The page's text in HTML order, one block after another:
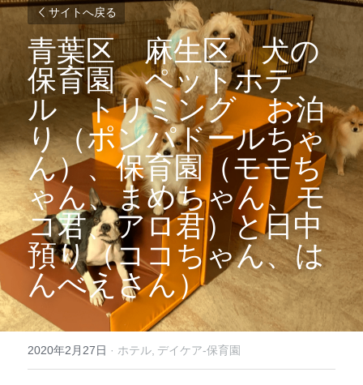
サイトへ戻る
青葉区　麻生区　犬の
保育園　ペットホテ
ル　トリミング　お泊
り（ポンパドールちゃ
ん）、保育園（モモち
ゃん、まめちゃん、モ
コ君、アロ君）と日中
預り（ココちゃん、は
んべえさん）
2020年2月27日 · ホテル, デイケア-保育園